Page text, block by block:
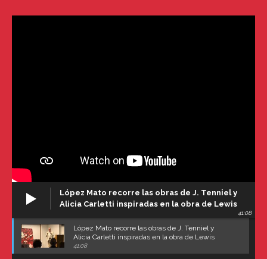
López Mato recorre las obras de J. Tenniel y
Alicia Carletti inspiradas en la obra de Lewis
41:08
López Mato recorre las obras de J. Tenniel y
Alicia Carletti inspiradas en la obra de Lewis
Carroll
41:08